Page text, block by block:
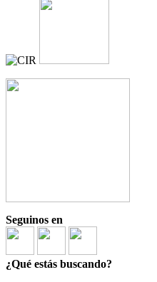
Seguinos en
¿Qué estás buscando?